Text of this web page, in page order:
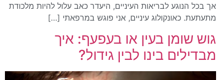
אך בכל הנוגע לבריאות העיניים, היעדר כאב עלול להיות מלכודת
מתעתעת. כאונקולוג עיניים, אני פוגש במרפאתי […]
גוש שומן בעין או בעפעף: איך
מבדילים בינו לבין גידול?